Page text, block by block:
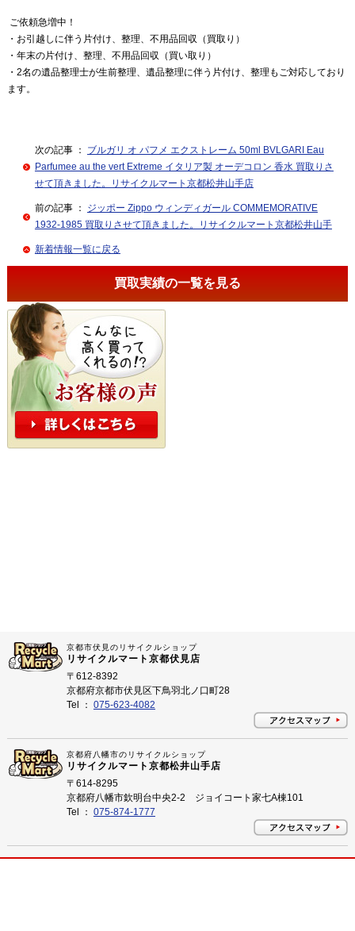
ご依頼急増中！
・お引越しに伴う片付け、整理、不用品回収（買取り）
・年末の片付け、整理、不用品回収（買い取り）
・2名の遺品整理士が生前整理、遺品整理に伴う片付け、整理もご対応しており
ます。
次の記事 ： ブルガリ オ パフメ エクストレーム 50ml BVLGARI Eau
Parfumee au the vert Extreme イタリア製 オーデコロン 香水 買取りさ
せて頂きました。リサイクルマート京都松井山手店
前の記事 ： ジッポー Zippo ウィンディガール COMMEMORATIVE
1932-1985 買取りさせて頂きました。リサイクルマート京都松井山手
新着情報一覧に戻る
買取実績の一覧を見る
京都市伏見のリサイクルショップ
リサイクルマート京都伏見店
〒612-8392
京都府京都市伏見区下鳥羽北ノ口町28
Tel ： 075-623-4082
京都府八幡市のリサイクルショップ
リサイクルマート京都松井山手店
〒614-8295
京都府八幡市欽明台中央2-2 ジョイコート家七A棟101
Tel ： 075-874-1777